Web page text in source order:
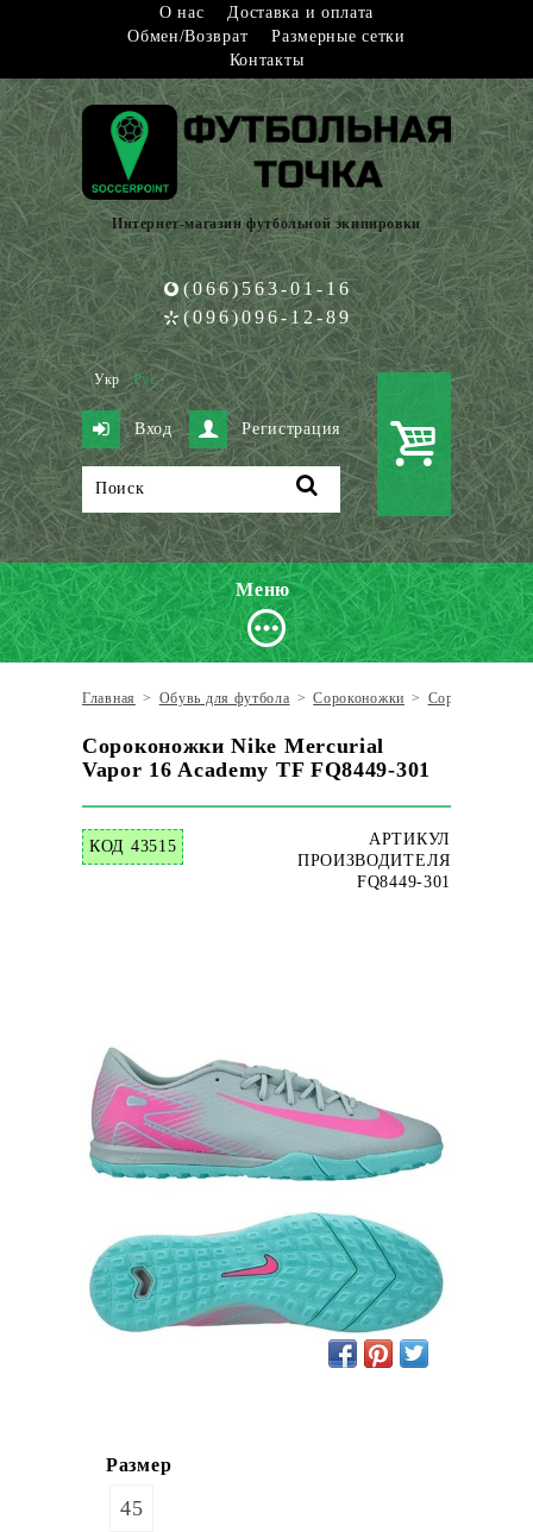
О нас
Доставка и оплата
Обмен/Возврат
Размерные сетки
Контакты
Интернет-магазин футбольной экипировки
(066)563-01-16
(096)096-12-89
Укр Рус
Вход Регистрация
Меню
Главная > Обувь для футбола > Сороконожки > Сороконожки
Сороконожки Nike Mercurial
Vapor 16 Academy TF FQ8449-301
КОД 43515
АРТИКУЛ
ПРОИЗВОДИТЕЛЯ
FQ8449-301
Размер
45